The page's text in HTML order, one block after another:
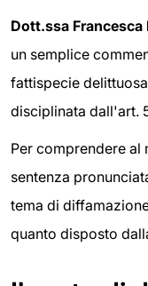
Dott.ssa
un semplice
fattispecie
disciplinata dall'art.
Per comprendere
sentenza
tema di
quanto disposto